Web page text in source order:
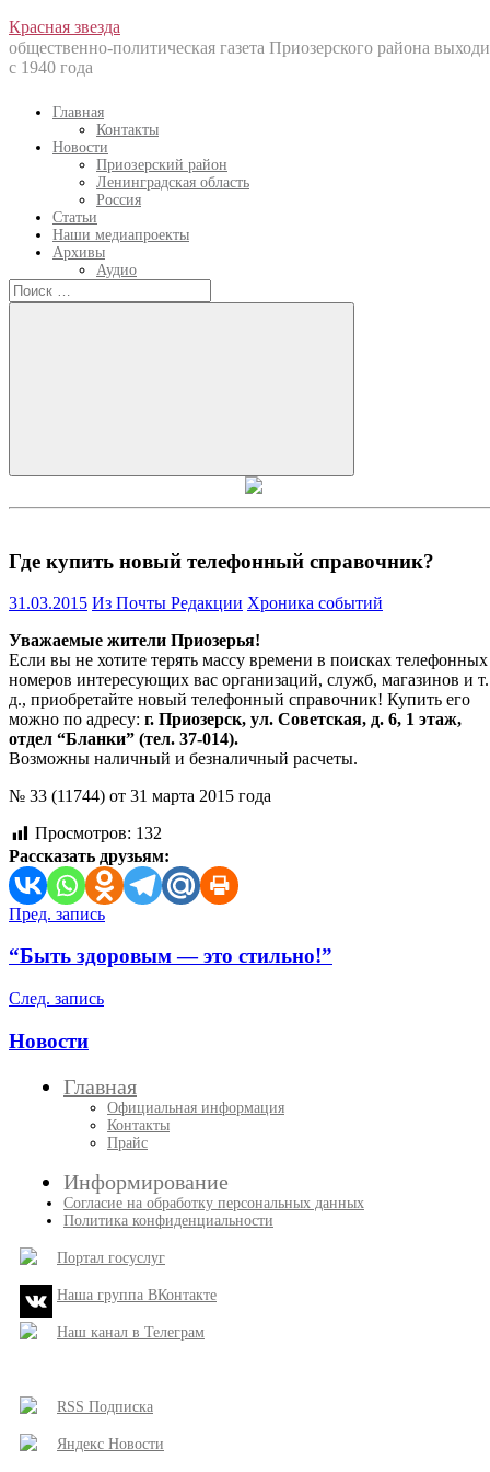
Перейти
к
содержанию
Красная звезда
общественно-политическая газета Приозерского района
с 1940 года
Главная
Контакты
Новости
Приозерский район
Ленинградская область
Россия
Статьи
Наши медиапроекты
Архивы
Аудио
Искать:
Искать
Где купить новый телефонный справочник?
31.03.2015 Из Почты Редакции Хроника событий
Уважаемые жители Приозерья!
Если вы не хотите терять массу времени в поисках телефонных
номеров интересующих вас организаций, служб, магазинов и т.
д., приобретайте новый телефонный справочник! Купить его
можно по адресу: г. Приозерск, ул. Советская, д. 6, 1 этаж,
отдел “Бланки” (тел. 37-014).
Возможны наличный и безналичный расчеты.
№ 33 (11744) от 31 марта 2015 года
Просмотров: 132
Рассказать друзьям:
Навигация
по
Пред. запись
“Быть здоровым — это стильно!”
След. запись
Новости
Главная
Официальная информация
Контакты
Прайс
Информирование
Согласие на обработку персональных данных
Политика конфиденциальности
Портал госуслуг
Наша группа ВКонтакте
Наш канал в Телеграм
RSS Подписка
Яндекс Новости